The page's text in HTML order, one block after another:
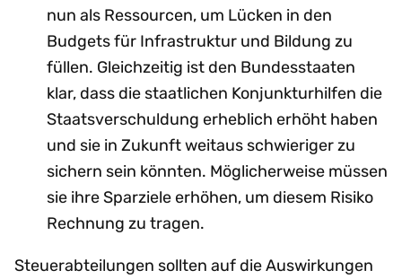
nun als Ressourcen, um Lücken in den
Budgets für Infrastruktur und Bildung zu
füllen. Gleichzeitig ist den Bundesstaaten
klar, dass die staatlichen Konjunkturhilfen die
Staatsverschuldung erheblich erhöht haben
und sie in Zukunft weitaus schwieriger zu
sichern sein könnten. Möglicherweise müssen
sie ihre Sparziele erhöhen, um diesem Risiko
Rechnung zu tragen.
Steuerabteilungen sollten auf die Auswirkungen